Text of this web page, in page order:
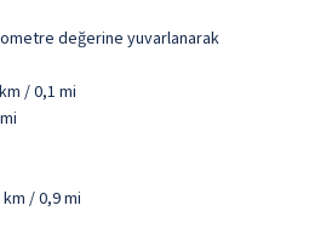
değerine yuvarlanarak
/ 0,1 mi
/ 0,9 mi